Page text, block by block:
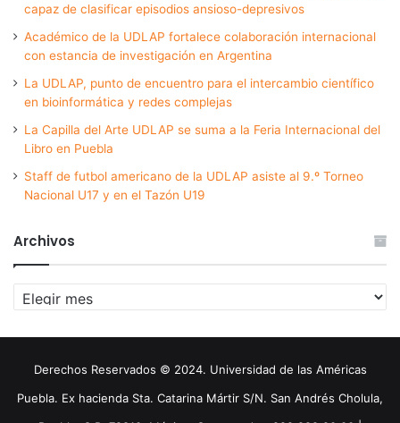
capaz de clasificar episodios ansioso-depresivos
Académico de la UDLAP fortalece colaboración internacional
con estancia de investigación en Argentina
La UDLAP, punto de encuentro para el intercambio científico
en bioinformática y redes complejas
La Capilla del Arte UDLAP se suma a la Feria Internacional del
Libro en Puebla
Staff de futbol americano de la UDLAP asiste al 9.º Torneo
Nacional U17 y en el Tazón U19
Archivos
Archivos
Derechos Reservados © 2024. Universidad de las Américas
Puebla. Ex hacienda Sta. Catarina Mártir S/N. San Andrés Cholula,